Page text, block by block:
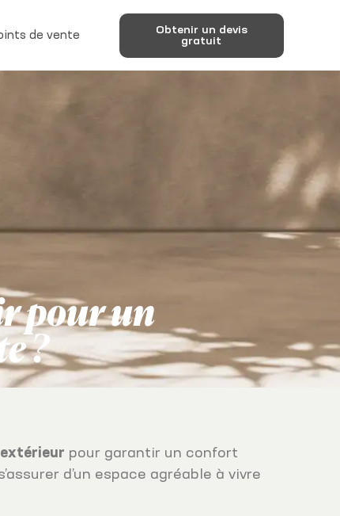
de vente
Obtenir un devis
gratuit
pour un
?
pour garantir un confort
d’un espace agréable à vivre